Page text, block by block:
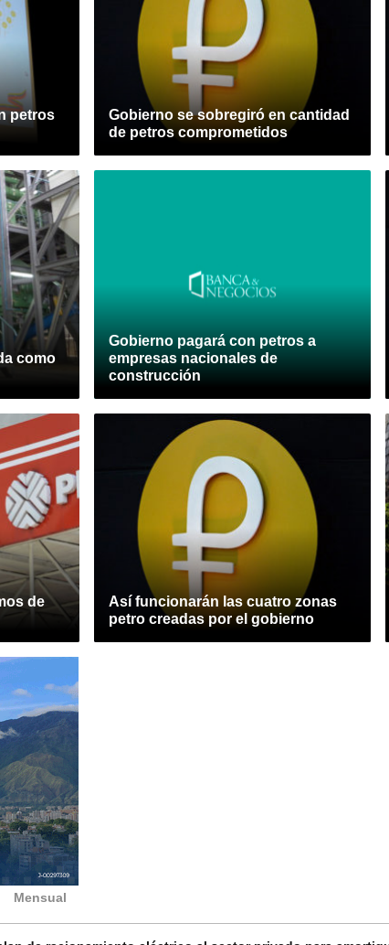
petros
Gobierno se sobregiró en cantidad
de petros comprometidos
como
Gobierno pagará con petros a
empresas nacionales de
construcción
de
Así funcionarán las cuatro zonas
petro creadas por el gobierno
Mensual